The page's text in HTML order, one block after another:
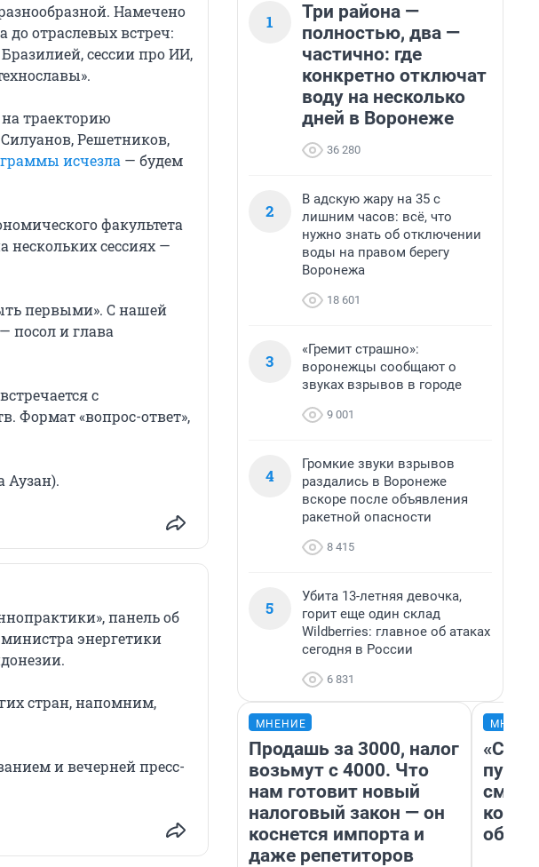
Намечено
до отраслевых встреч:
сессии про ИИ,
траекторию
Решетников,
исчезла — будем
факультета
нескольких сессиях —
первыми». С нашей
посол и глава
с
Формат «вопрос-ответ»,
Аузан).
панель об
энергетики
стран, напомним,
и вечерней пресс-
1
Три района —
полностью, два —
частично: где
конкретно отключат
воду на несколько
дней в Воронеже
36 280
2
В адскую жару на 35 с
лишним часов: всё, что
нужно знать об отключении
воды на правом берегу
Воронежа
18 601
3
«Гремит страшно»:
воронежцы сообщают о
звуках взрывов в городе
9 001
4
Громкие звуки взрывов
раздались в Воронеже
вскоре после объявления
ракетной опасности
8 415
5
Убита 13-летняя девочка,
горит еще один склад
Wildberries: главное об атаках
сегодня в России
6 831
МНЕНИЕ
Продашь за 3000, налог
возьмут с 4000. Что
нам готовит новый
налоговый закон — он
коснется импорта и
даже репетиторов